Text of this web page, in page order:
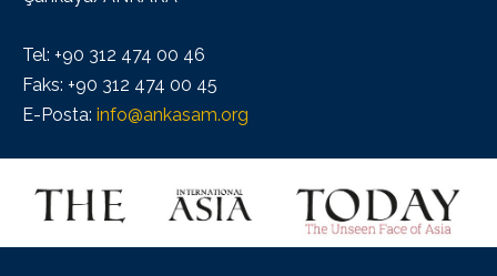
Tel: +90 312 474 00 46
Faks: +90 312 474 00 45
E-Posta: info@ankasam.org